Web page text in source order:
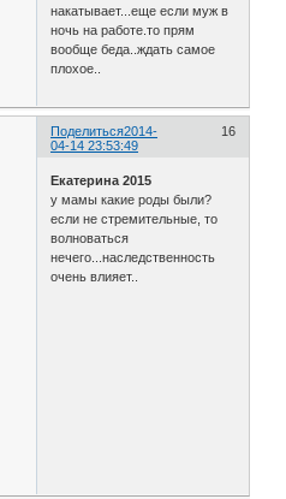
накатывает...еще если муж в
ночь на работе.то прям
вообще беда..ждать самое
плохое..
Поделиться 16
2014-
04-14 23:53:49
Екатерина 2015
у мамы какие роды были?
если не стремительные, то
волноваться
нечего...наследственность
очень влияет..